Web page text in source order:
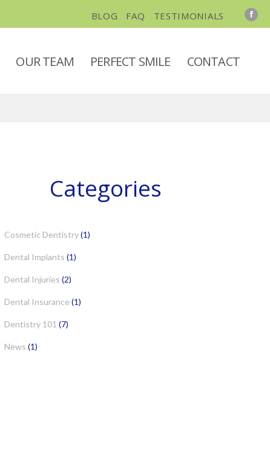
BLOG FAQ TESTIMONIALS
OUR TEAM PERFECT SMILE CONTACT
Categories
Cosmetic Dentistry(1)
Dental Implants (1)
Dental Injuries (2)
Dental Insurance (1)
Dentistry 101 (7)
News (1)